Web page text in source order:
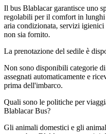
Il bus Blablacar garantisce uno
regolabili per il comfort in
aria condizionata, servizi
non sia fornito.
La prenotazione del sedile è
Non sono disponibili categorie
assegnati automaticamente e
prima dell'imbarco.
Quali sono le politiche per
Blablacar Bus?
Gli animali domestici e gli